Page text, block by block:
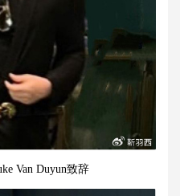
Van Duyun致辞